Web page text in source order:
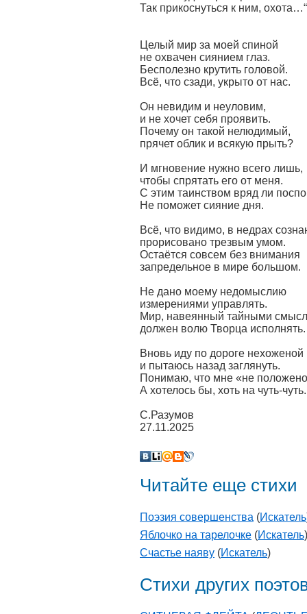
Так прикоснуться к ним, охота…“
Целый мир за моей спиной
не охвачен сиянием глаз.
Бесполезно крутить головой.
Всё, что сзади, укрыто от нас.
Он невидим и неуловим,
и не хочет себя проявить.
Почему он такой нелюдимый,
прячет облик и всякую прыть?
И мгновение нужно всего лишь,
чтобы спрятать его от меня.
С этим таинством вряд ли
Не поможет сияние дня.
Всё, что видимо, в недрах
прорисовано трезвым умом.
Остаётся совсем без внимания
запредельное в мире большом.
Не дано моему недомыслию
измерениями управлять.
Мир, навеянный тайными
должен волю Творца исполнять.
Вновь иду по дороге нехоженой
и пытаюсь назад заглянуть.
Понимаю, что мне «не
А хотелось бы, хоть на чуть-чуть.
С.Разумов
27.11.2025
Читайте еще стихи
Поэзия совершенства (Искатель
Яблочко на тарелочке (Искатель)
Счастье наяву (Искатель)
Стихи других